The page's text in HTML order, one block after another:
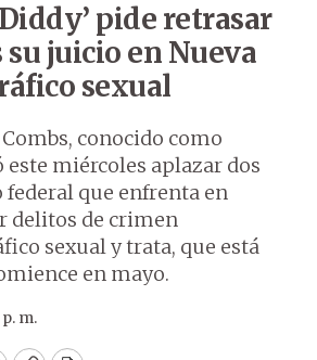
pide retrasar
su juicio en Nueva
sexual
conocido como
este miércoles aplazar dos
federal que enfrenta en
delitos de crimen
sexual y trata, que está
en mayo.
m.